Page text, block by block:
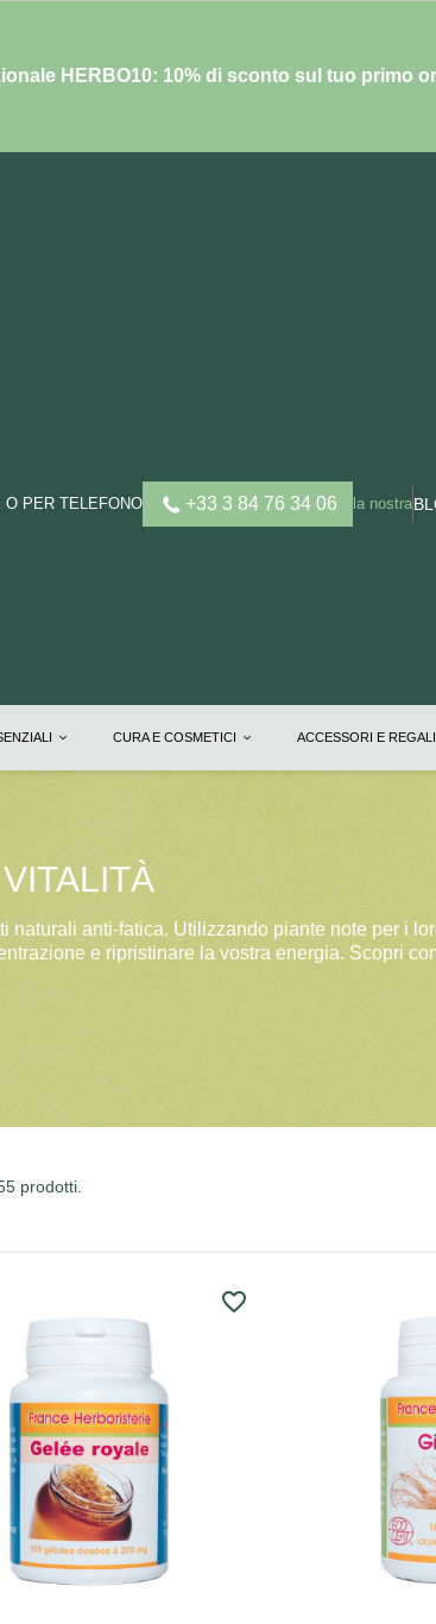
HERBO10: 10% di sconto sul tuo primo
O PER TELEFONO +33 3 84 76 34 06 la nostra
CURA E COSMETICI ACCESSORI E REGALI
anti-fatica. Utilizzando piante note per i
e ripristinare la vostra energia. Scopri
prodotti.
favorite_border